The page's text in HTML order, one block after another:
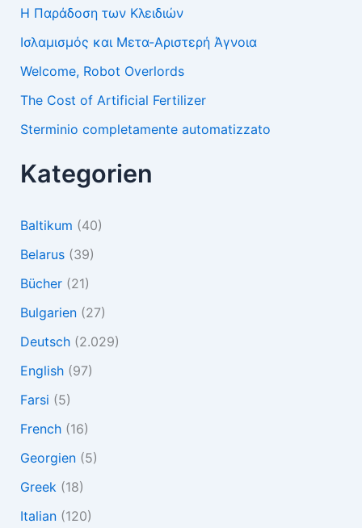
Η Παράδοση των Κλειδιών
Ισλαμισμός και Μετα-Αριστερή Άγνοια
Welcome, Robot Overlords
The Cost of Artificial Fertilizer
Sterminio completamente automatizzato
Kategorien
Baltikum (40)
Belarus(39)
Bücher(21)
Bulgarien(27)
Deutsch(2.029)
English(97)
Farsi (5)
French(16)
Georgien(5)
Greek(18)
Italian(120)